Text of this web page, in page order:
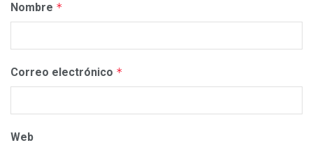
Nombre *
Correo electrónico *
Web